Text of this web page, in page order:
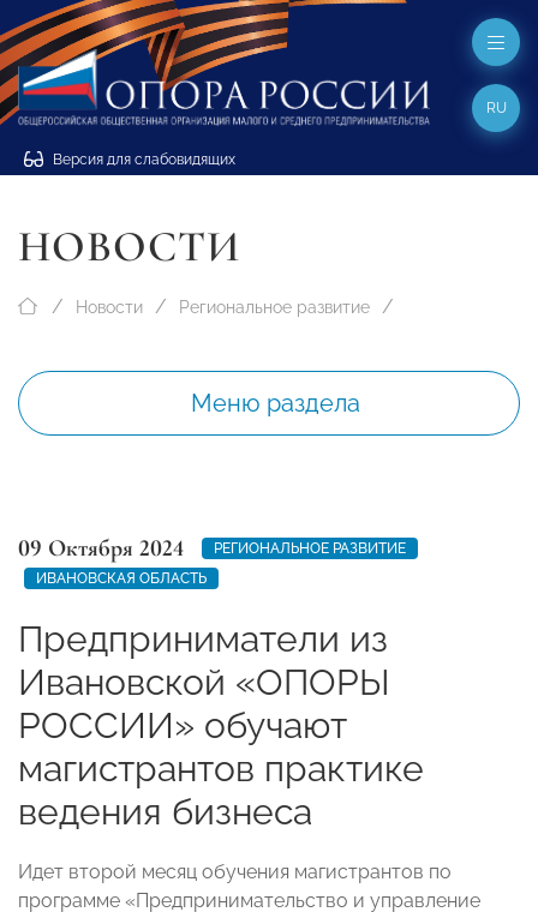
Версия для слабовидящих
RU
НОВОСТИ
Новости Региональное развитие
Меню раздела
09 Октября 2024
РЕГИОНАЛЬНОЕ РАЗВИТИЕ
ИВАНОВСКАЯ ОБЛАСТЬ
Предприниматели из
Ивановской «ОПОРЫ
РОССИИ» обучают
магистрантов практике
ведения бизнеса
Идет второй месяц обучения магистрантов по
программе «Предпринимательство и управление